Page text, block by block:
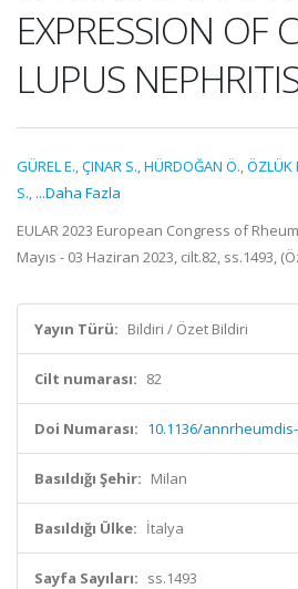
EXPRESSION OF
LUPUS
GÜREL E.,ÇINAR S.,HÜRDOĞAN Ö.,ÖZLÜK
S., ...Daha Fazla
EULAR 2023 European Congress of
Mayıs - 03 Haziran 2023, cilt.82, ss.1493,
Yayın Türü: Bildiri / Özet Bildiri
Cilt numarası: 82
Doi Numarası: 10.1136/
Basıldığı Şehir: Milan
Basıldığı Ülke: İtalya
Sayfa Sayıları: ss.1493